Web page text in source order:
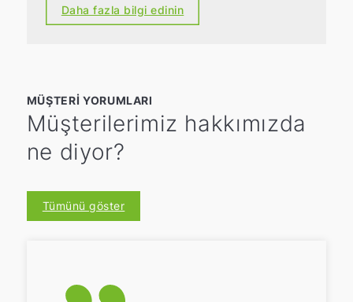
Daha fazla bilgi edinin
MÜŞTERI YORUMLARI
Müşterilerimiz hakkımızda
ne diyor?
Tümünü göster